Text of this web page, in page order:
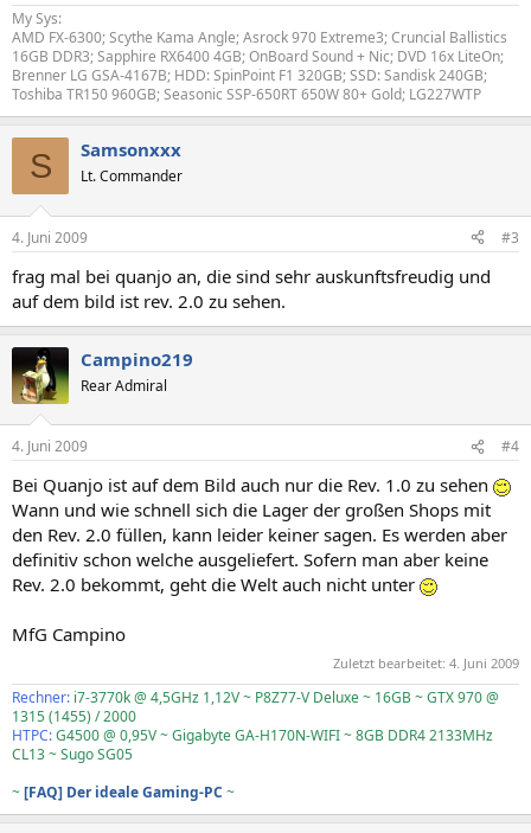
My Sys:
AMD FX-6300; Scythe Kama Angle; Asrock 970 Extreme3; Cruncial Ballistics
16GB DDR3; Sapphire RX6400 4GB; OnBoard Sound + Nic; DVD 16x LiteOn;
Brenner LG GSA-4167B; HDD: SpinPoint F1 320GB; SSD: Sandisk 240GB;
Toshiba TR150 960GB; Seasonic SSP-650RT 650W 80+ Gold; LG227WTP
S Samsonxxx
Lt. Commander
4. Juni 2009 #3
frag mal bei quanjo an, die sind sehr auskunftsfreudig und
auf dem bild ist rev. 2.0 zu sehen.
Campino219
Rear Admiral
4. Juni 2009 #4
Bei Quanjo ist auf dem Bild auch nur die Rev. 1.0 zu sehen
Wann und wie schnell sich die Lager der großen Shops mit
den Rev. 2.0 füllen, kann leider keiner sagen. Es werden aber
definitiv schon welche ausgeliefert. Sofern man aber keine
Rev. 2.0 bekommt, geht die Welt auch nicht unter
MfG Campino
Zuletzt bearbeitet: 4. Juni 2009
Rechner: i7-3770k @ 4,5GHz 1,12V ~ P8Z77-V Deluxe ~ 16GB ~ GTX 970 @
1315 (1455) / 2000
HTPC:G4500 @ 0,95V ~ Gigabyte GA-H170N-WIFI ~ 8GB DDR4 2133MHz
CL13 ~ Sugo SG05
~[FAQ] Der ideale Gaming-PC ~